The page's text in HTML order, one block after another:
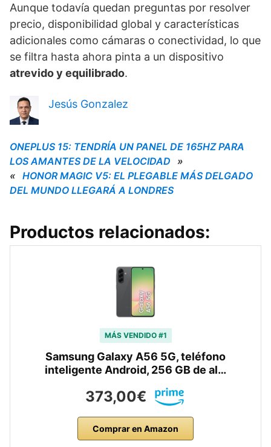
Aunque todavía quedan preguntas por resolver
precio, disponibilidad global y características
adicionales como cámaras o conectividad, lo que
se filtra hasta ahora pinta a un dispositivo
atrevido y equilibrado.
Jesús Gonzalez
ONEPLUS 15: TENDRÍA UN PANEL DE 165HZ PARA
LOS AMANTES DE LA VELOCIDAD »
« HONOR MAGIC V5: EL PLEGABLE MÁS DELGADO
DEL MUNDO LLEGARÁ A LONDRES
Productos relacionados:
MÁS VENDIDO #1
Samsung Galaxy A56 5G, teléfono
inteligente Android, 256 GB de al…
373,00€
Comprar en Amazon